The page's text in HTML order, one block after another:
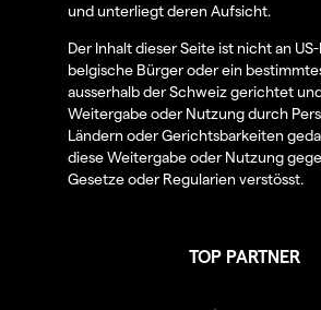
und unterliegt deren Aufsicht.
Der Inhalt dieser Seite ist nicht an
belgische Bürger oder ein
ausserhalb der Schweiz gerichtet
Weitergabe oder Nutzung durch
Ländern oder Gerichtsbarkeiten
diese Weitergabe oder Nutzung
Gesetze oder Regularien verstösst.
TOP PARTNER